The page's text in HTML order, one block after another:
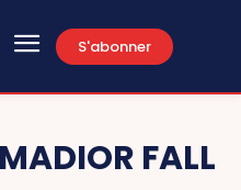
S'abonner
FALL